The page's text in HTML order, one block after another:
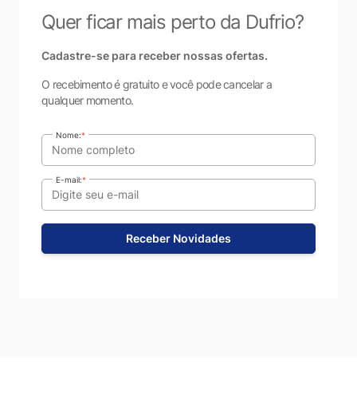
Quer ficar mais perto da Dufrio?
Cadastre-se para receber nossas ofertas.
O recebimento é gratuito e você pode cancelar a
qualquer momento.
Nome:*
E-mail:*
Receber Novidades